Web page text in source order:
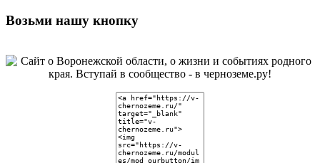
Возьми нашу кнопку